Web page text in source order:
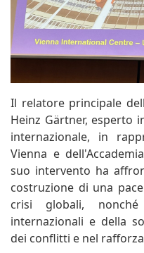
Il relatore principale
Heinz Gärtner, esperto
internazionale, in
Vienna e
suo intervento ha
costruzione di una
crisi globali,
internazionali e della
dei conflitti e nel